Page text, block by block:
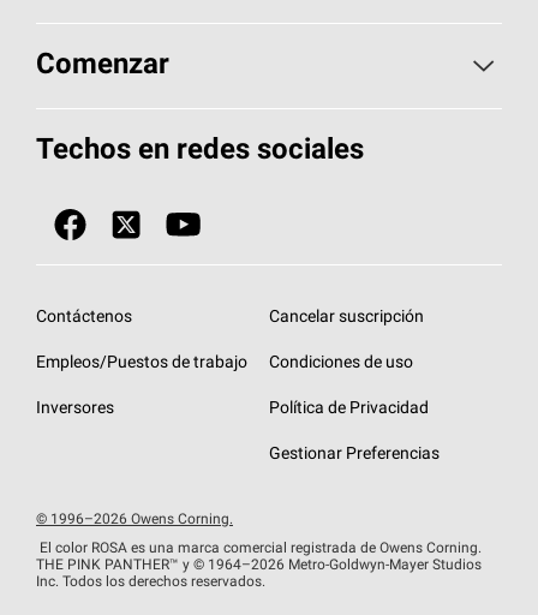
Encuentre un contratista
Componentes para techos
Tecnología SureNail®
Garantías de techos
Aspectos básicos sobre techos
Herramientas de diseño y color
Únase a la red de contratistas de techos
Diseño en el techo
Eventos para contratistas
Comenzar
Llame al 1-800-GET-PINK®
Encuentre una tienda o encuentre un
Financiamiento de techos
Techos en redes sociales
Contáctenos
Empleos/Puestos de trabajo
Inversores
Cancelar suscripción
Condiciones de uso
Política de Privacidad
Gestionar Preferencias
© 1996–2026 Owens Corning.
El color ROSA es una marca comercial registrada de Owens Corning.
THE PINK PANTHER™ y © 1964–2026 Metro-Goldwyn-Mayer Studios
Inc. Todos los derechos reservados.